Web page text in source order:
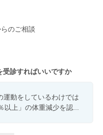
のご相談
受診すればいいですか
運動をしているわけでは
上」の体重減少を認...